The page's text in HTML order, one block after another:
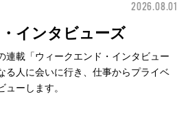
2026.08.01
インタビューズ
連載「ウィークエンド・インタビュー
る人に会いに行き、仕事からプライベ
ーします。